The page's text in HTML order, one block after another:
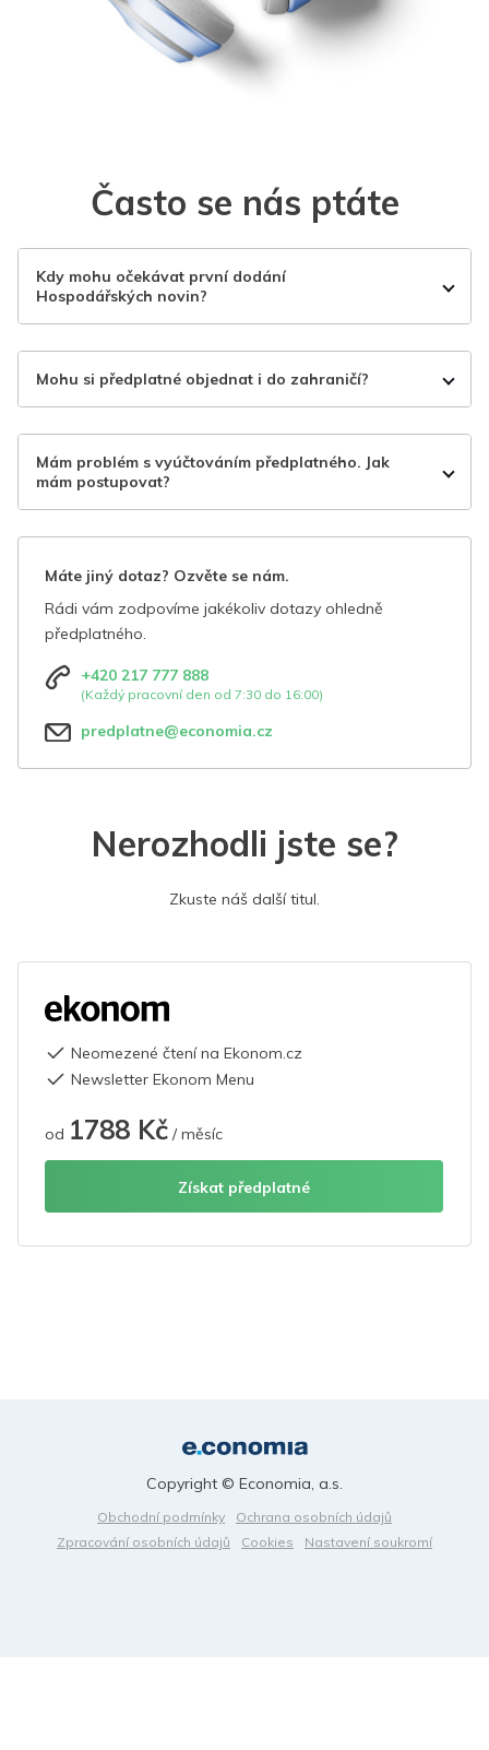
Často se nás ptáte
Kdy mohu očekávat první dodání
Hospodářských novin?
Mohu si předplatné objednat i do zahraničí?
Mám problém s vyúčtováním předplatného. Jak
mám postupovat?
Máte jiný dotaz? Ozvěte se nám.
Rádi vám zodpovíme jakékoliv dotazy ohledně
předplatného.
+420 217 777 888
(Každý pracovní den od 7:30 do 16:00)
predplatne@economia.cz
Nerozhodli jste se?
Zkuste náš další titul.
Neomezené čtení na Ekonom.cz
Newsletter Ekonom Menu
od 1788 Kč / měsíc
Získat předplatné
Obchodní podmínky
Ochrana osobních údajů
Zpracování osobních údajů
Cookies Nastavení soukromí
Copyright © Economia, a.s.